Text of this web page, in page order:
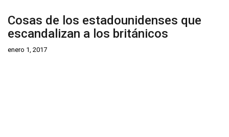
Cosas de los estadounidenses que
escandalizan a los británicos
enero 1, 2017